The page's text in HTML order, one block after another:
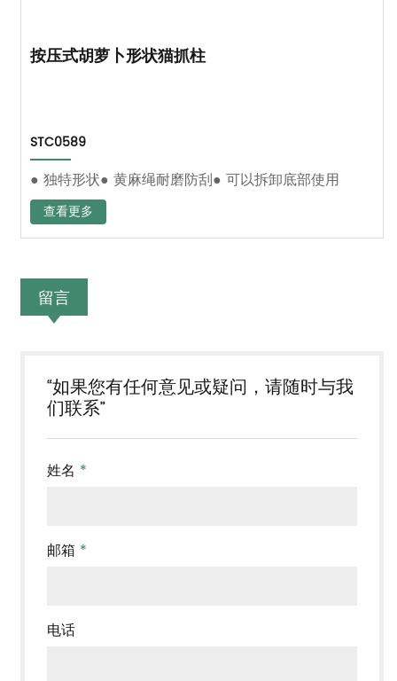
按压式胡萝卜形状猫抓柱
STC0589
● 独特形状● 黄麻绳耐磨防刮● 可以拆卸底部使用
查看更多
留言
“如果您有任何意见或疑问，请随时与我
们联系”
姓名 *
邮箱 *
电话